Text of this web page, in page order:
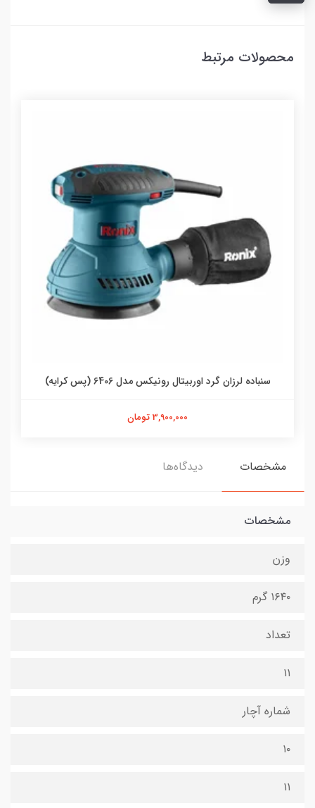
محصولات مرتبط
سنباده لرزان گرد اوربیتال رونیکس مدل 6406 (پس کرایه)
3,900,000 تومان
مشخصات دیدگاه‌ها
مشخصات
وزن
۱۶۴۰ گرم
تعداد
۱۱
شماره آچار
۱۰
۱۱